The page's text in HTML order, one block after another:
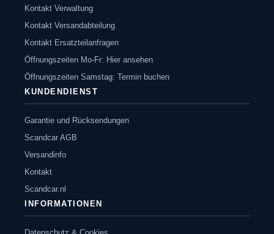
Kontakt Verwaltung
Kontakt Versandabteilung
Kontakt Ersatzteilanfragen
Öffnungszeiten Mo-Fr: Hier ansehen
Öffnungszeiten Samstag: Termin buchen
KUNDENDIENST
Garantie und Rücksendungen
Scandcar AGB
Versandinfo
Kontakt
Scandcar.nl
INFORMATIONEN